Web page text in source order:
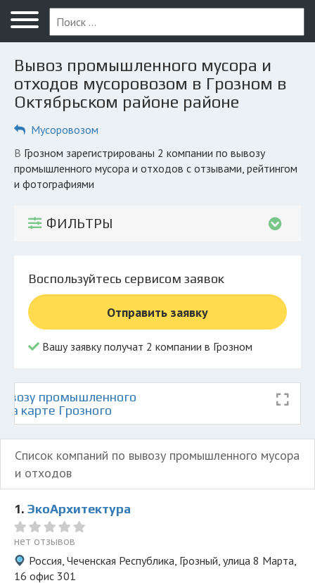
Меню
Главная
Вопрос юристу
Грозный
ПОЛЬЗОВАТЕЛЯМ
Компании
Экоблог
Личный кабинет
Вывоз промышленного мусора и
отходов мусоровозом в Грозном в
Октябрьском районе районе
Мусоровозом
в Грозном зарегистрированы 2 компании по вывозу
промышленного мусора и отходов с отзывами, рейтингом
и фотографиями
ФИЛЬТРЫ
Воспользуйтесь сервисом заявок
Отправить заявку
Вашу заявку получат 2 компании в Грозном
промышленного
карте Грозного
Список компаний по вывозу промышленного мусора
и отходов
1. ЭкоАрхитектура
нет отзывов
Россия, Чеченская Республика, Грозный, улица 8 Марта,
16 офис 301